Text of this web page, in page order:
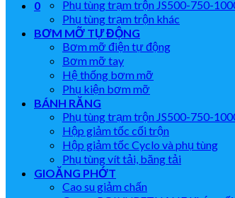
0
Phụ tùng trạm trộn JS500-750-
Phụ tùng trạm trộn khác
BƠM MỠ TỰ ĐỘNG
Bơm mỡ điện tự động
Bơm mỡ tay
Hệ thống bơm mỡ
Phụ kiện bơm mỡ
BÁNH RĂNG
Phụ tùng trạm trộn JS500-750-
Hộp giảm tốc cối trộn
Hộp giảm tốc Cyclo và phụ tùng
Phụ tùng vít tải, băng tải
GIOĂNG PHỚT
Cao su giảm chấn